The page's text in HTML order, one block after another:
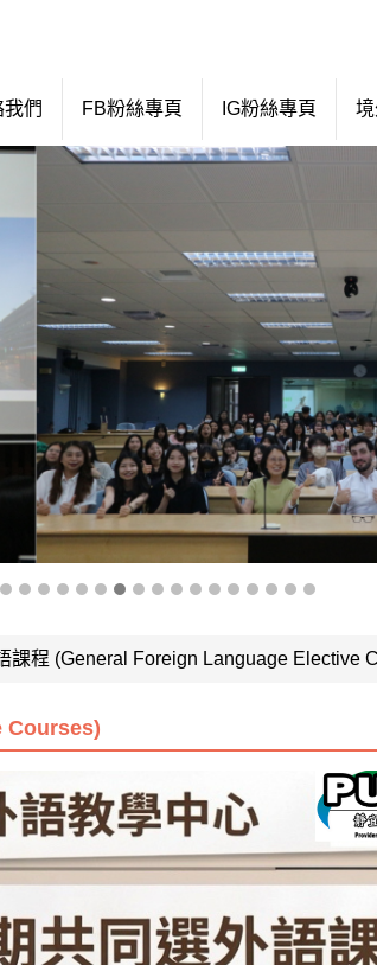
們 FB粉絲專頁 IG粉絲專頁
課程 (General Foreign Language Elective
Courses)